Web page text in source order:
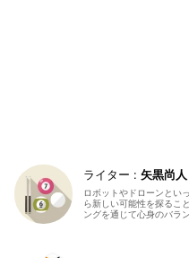
矢黒尚人
ロボットやドローンとい
ら新しい可能性を探るこ
ングを通じて心身のバラ